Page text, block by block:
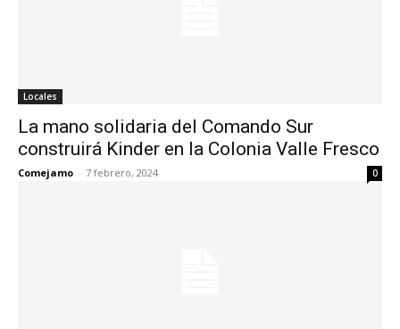
Locales
La mano solidaria del Comando Sur
construirá Kinder en la Colonia Valle Fresco
Comejamo - 7 febrero, 2024 0